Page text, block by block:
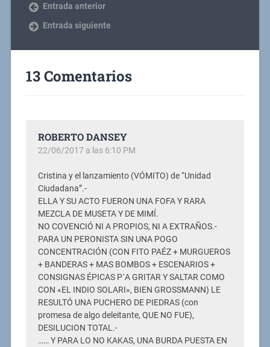
Entrada anterior
Entrada siguiente
13 Comentarios
ROBERTO DANSEY
22/06/2017 a las 6:10 PM
Cristina y el lanzamiento (VÓMITO) de “Unidad
Ciudadana”.-
ELLA Y SU ACTO FUERON UNA FOFA Y RARA
MEZCLA DE MUSETA Y DE MIMÍ.
NO COVENCIÓ NI A PROPIOS, NI A EXTRAÑOS.-
PARA UN PERONISTA SIN UNA POGO
CONCENTRACIÓN (CON FITO PAÉZ + MURGUEROS
+ BANDERAS + MAS BOMBOS + ESCENARIOS +
CONSIGNAS ÉPICAS P´A GRITAR Y SALTAR COMO
CON «EL INDIO SOLARI», BIEN GROSSMANN) LE
RESULTÓ UNA PUCHERO DE PIEDRAS (con
promesa de algo deleitante, QUE NO FUE),
DESILUCION TOTAL.-
…… Y PARA LO NO KAKAS, UNA BURDA PUESTA EN